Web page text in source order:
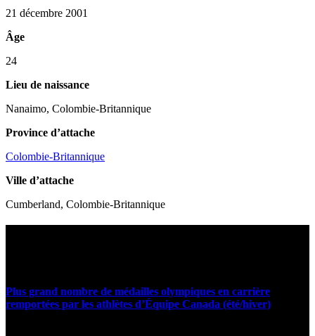
21 décembre 2001
Âge
24
Lieu de naissance
Nanaimo, Colombie-Britannique
Province d’attache
Colombie-Britannique
Ville d’attache
Cumberland, Colombie-Britannique
Plus grand nombre de médailles olympiques en carrière
remportées par les athlètes d’Équipe Canada (été/hiver)